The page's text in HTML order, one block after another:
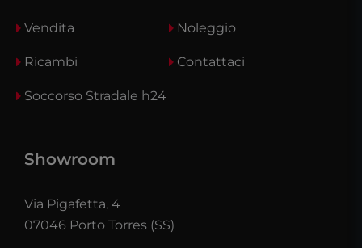
Vendita Noleggio
Ricambi Contattaci
Soccorso Stradale h24
Showroom
Via Pigafetta, 4
07046 Porto Torres (SS)